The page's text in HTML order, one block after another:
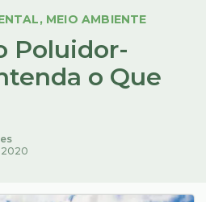
, MEIO AMBIENTE
Poluidor-
o Que
2020